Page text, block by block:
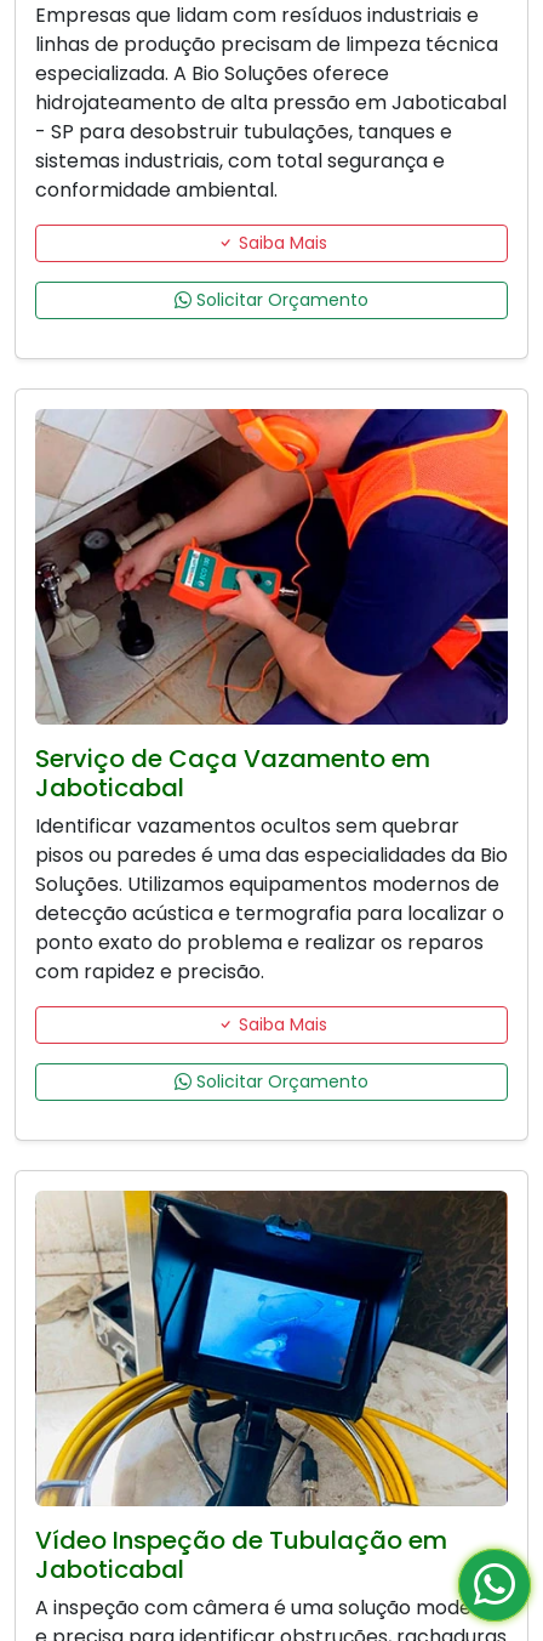
Empresas que lidam com resíduos industriais e
linhas de produção precisam de limpeza técnica
especializada. A Bio Soluções oferece
hidrojateamento de alta pressão em Jaboticabal
- SP para desobstruir tubulações, tanques e
sistemas industriais, com total segurança e
conformidade ambiental.
Saiba Mais
Solicitar Orçamento
Serviço de Caça Vazamento em
Jaboticabal
Identificar vazamentos ocultos sem quebrar
pisos ou paredes é uma das especialidades da Bio
Soluções. Utilizamos equipamentos modernos de
detecção acústica e termografia para localizar o
ponto exato do problema e realizar os reparos
com rapidez e precisão.
Saiba Mais
Solicitar Orçamento
Vídeo Inspeção de Tubulação em
Jaboticabal
A inspeção com câmera é uma solução moderna